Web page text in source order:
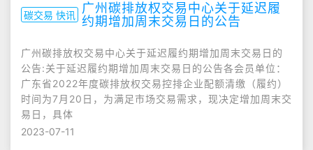
碳交易 快讯 广州碳排放权交易中心关于延迟履
约期增加周末交易日的公告
广州碳排放权交易中心关于延迟履约期增加周末交易日的
公告:关于延迟履约期增加周末交易日的公告各会员单位：
广东省2022年度碳排放权交易控排企业配额清缴（履约）
时间为7月20日，为满足市场交易需求，现决定增加周末交
易日，具体
2023-07-11